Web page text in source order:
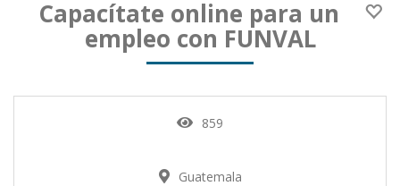
Capacítate online para un
empleo con FUNVAL
859
Guatemala